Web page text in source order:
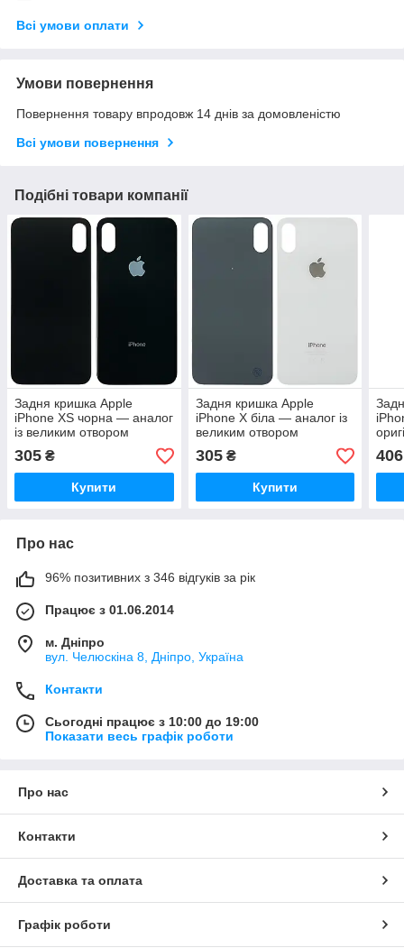
Всі умови оплати
Умови повернення
Повернення товару впродовж 14 днів за домовленістю
Всі умови повернення
Подібні товари компанії
Задня кришка Apple
iPhone XS чорна — аналог
із великим отвором
305 ₴
Купити
Задня кришка Apple
iPhone X біла — аналог із
великим отвором
305₴
Купити
406
Про нас
96% позитивних з 346 відгуків за рік
Працює з 01.06.2014
м. Дніпро
вул. Челюскіна 8, Дніпро, Україна
Контакти
Сьогодні працює з 10:00 до 19:00
Показати весь графік роботи
Про нас
Контакти
Доставка та оплата
Графік роботи